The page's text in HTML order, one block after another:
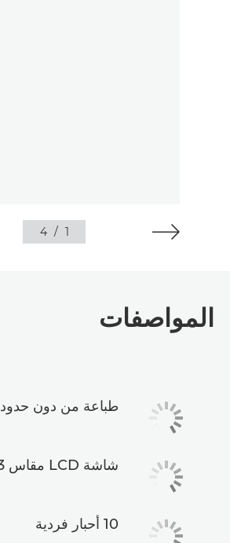
1
/
4
المواصفات
طباعة من دون حدود
شاشة LCD مقاس 3 بوصات
10 أحبار فردية